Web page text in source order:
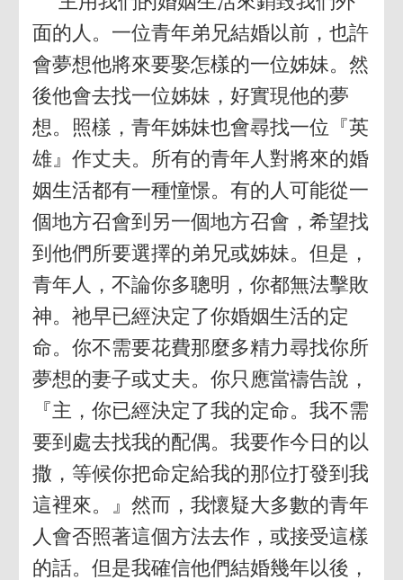
面的人。一位青年弟兄結婚以前，也許
會夢想他將來要娶怎樣的一位姊妹。然
後他會去找一位姊妹，好實現他的夢
想。照樣，青年姊妹也會尋找一位『英
雄』作丈夫。所有的青年人對將來的婚
姻生活都有一種憧憬。有的人可能從一
個地方召會到另一個地方召會，希望找
到他們所要選擇的弟兄或姊妹。但是，
青年人，不論你多聰明，你都無法擊敗
神。祂早已經決定了你婚姻生活的定
命。你不需要花費那麼多精力尋找你所
夢想的妻子或丈夫。你只應當禱告說，
『主，你已經決定了我的定命。我不需
要到處去找我的配偶。我要作今日的以
撒，等候你把命定給我的那位打發到我
這裡來。』然而，我懷疑大多數的青年
人會否照著這個方法去作，或接受這樣
的話。但是我確信他們結婚幾年以後，